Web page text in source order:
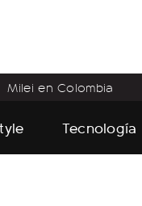
Milei en Colombia
Tecnología